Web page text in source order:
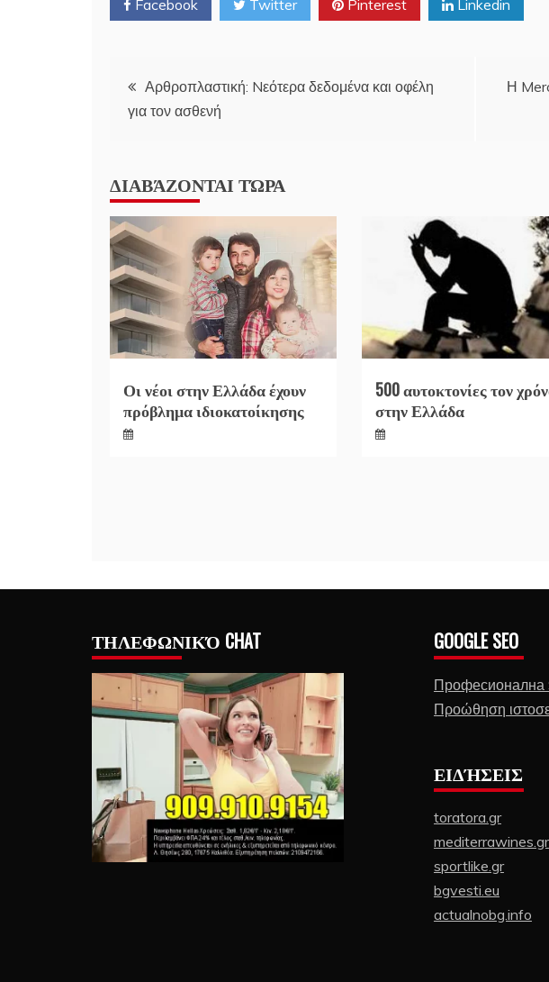
Facebook Twitter Pinterest Linkedin
Post
navigation
Αρθροπλαστική: Nεότερα δεδομένα και οφέλη
για τον ασθενή
Η
ΔΙΑΒΆΖΟΝΤΑΙ ΤΏΡΑ
Οι νέοι στην Ελλάδα έχουν
πρόβλημα ιδιοκατοίκησης
500 αυτοκτονίες τον
στην Ελλάδα
ΤΗΛΕΦΩΝΙΚΌ CHAT GOOGLE SEO
Професионална
Προώθηση
ΕΙΔΉΣΕΙΣ
toratora.gr
mediterrawines.gr
sportlike.gr
bgvesti.eu
actualnobg.info